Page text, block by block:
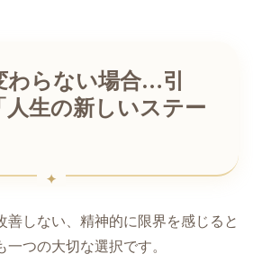
わらない場合…引
人生の新しいステー
善しない、精神的に限界を感じると
つの大切な選択です。